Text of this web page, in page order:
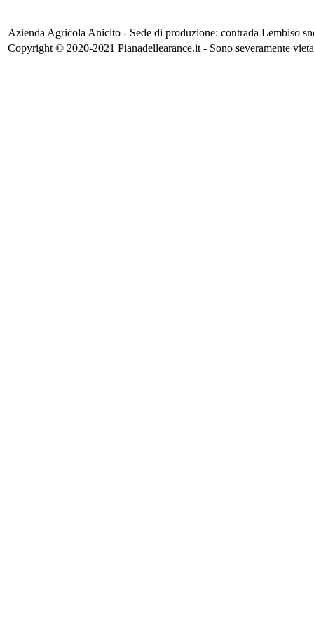
Azienda Agricola Anicito - Sede di produzione: contrada Lembiso
Copyright © 2020-2021 Pianadellearance.it - Sono severamente